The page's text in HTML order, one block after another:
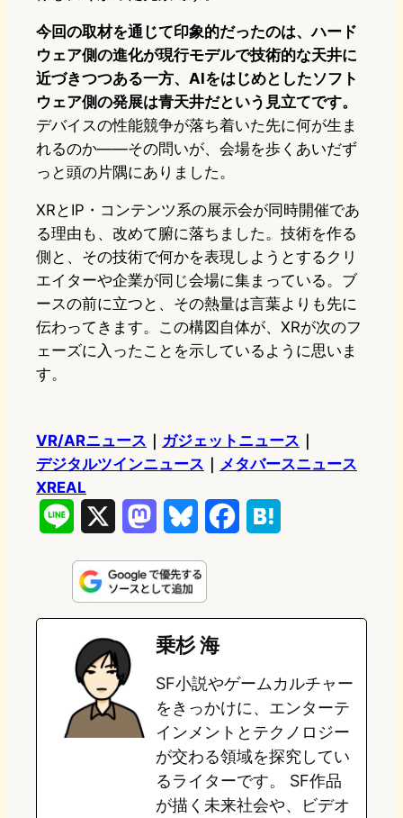
今回の取材を通じて印象的だったのは、ハード
ウェア側の進化が現行モデルで技術的な天井に
近づきつつある一方、AIをはじめとしたソフト
ウェア側の発展は青天井だという見立てです。
デバイスの性能競争が落ち着いた先に何が生ま
れるのか——その問いが、会場を歩くあいだず
っと頭の片隅にありました。
XRとIP・コンテンツ系の展示会が同時開催であ
る理由も、改めて腑に落ちました。技術を作る
側と、その技術で何かを表現しようとするクリ
エイターや企業が同じ会場に集まっている。ブ
ースの前に立つと、その熱量は言葉よりも先に
伝わってきます。この構図自体が、XRが次のフ
ェーズに入ったことを示しているように思いま
す。
VR/ARニュース ガジェットニュース
デジタルツインニュース
メタバースニュース
XREAL
n
e
s
t
o
d
o
n
u
e
s
k
y
e
o
o
k
e
a
乗杉 海
SF小説やゲームカルチャー
をきっかけに、エンターテ
インメントとテクノロジー
が交わる領域を探究してい
るライターです。 SF作品
が描く未来社会や、ビデオ